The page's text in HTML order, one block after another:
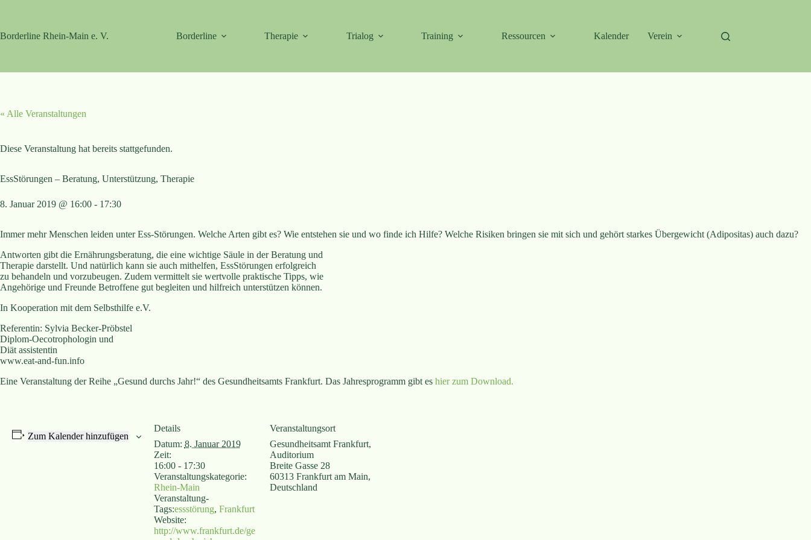
Borderline Rhein-Main e. V.
Borderline Therapie Trialog Training Ressourcen Kalender Verein
« Alle Veranstaltungen
Diese Veranstaltung hat bereits stattgefunden.
EssStörungen – Beratung, Unterstützung, Therapie
8. Januar 2019 @ 16:00 - 17:30
Immer mehr Menschen leiden unter Ess-Störungen. Welche Arten gibt es? Wie entstehen sie und wo finde ich Hilfe? Welche Risiken bringen sie mit sich und gehört starkes Übergewicht (Adipositas) auch dazu?
Antworten gibt die Ernährungsberatung, die eine wichtige Säule in der Beratung und
Therapie darstellt. Und natürlich kann sie auch mithelfen, EssStörungen erfolgreich
zu behandeln und vorzubeugen. Zudem vermittelt sie wertvolle praktische Tipps, wie
Angehörige und Freunde Betroffene gut begleiten und hilfreich unterstützen können.
In Kooperation mit dem Selbsthilfe e.V.
Referentin: Sylvia Becker-Pröbstel
Diplom-Oecotrophologin und
Diät assistentin
www.eat-and-fun.info
Eine Veranstaltung der Reihe „Gesund durchs Jahr!“ des Gesundheitsamts Frankfurt. Das Jahresprogramm gibt es hier zum Download.
Zum Kalender hinzufügen
Details
Datum: 8. Januar 2019
Zeit:
16:00 - 17:30
Veranstaltungskategorie:
Rhein-Main
Veranstaltung-
Tags:essstörung, Frankfurt
Website:
http://www.frankfurt.de/ge
Veranstaltungsort
Gesundheitsamt Frankfurt,
Auditorium
Breite Gasse 28
60313 Frankfurt am Main,
Deutschland